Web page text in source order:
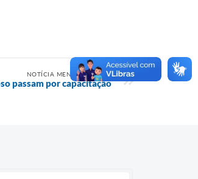
NOTÍCIA MENOS RECENTE
passam por capacitação